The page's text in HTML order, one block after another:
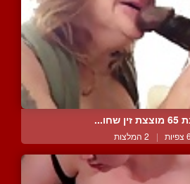
שחו...
| 2 המלצות